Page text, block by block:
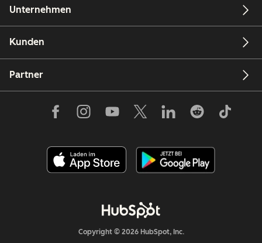
Unternehmen
Kunden
Partner
Copyright © 2026 HubSpot, Inc.